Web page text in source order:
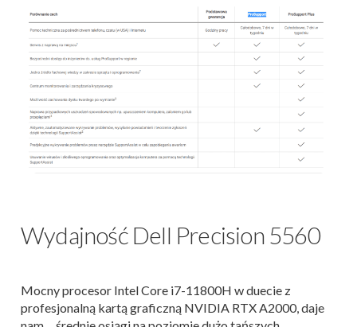
Wydajność Dell Precision 5560
Mocny procesor Intel Core i7-11800H w duecie z
profesjonalną kartą graficzną NVIDIA RTX A2000, daje